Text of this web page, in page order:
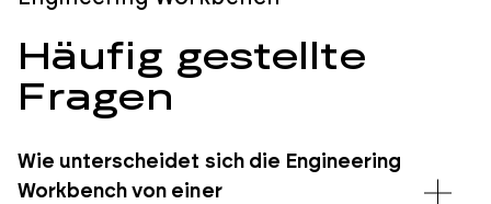
Häufig gestellte
Fragen
Wie unterscheidet sich die Engineering
Workbench von einer